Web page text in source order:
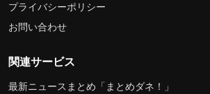
プライバシーポリシー
お問い合わせ
関連サービス
最新ニュースまとめ「まとめダネ！」